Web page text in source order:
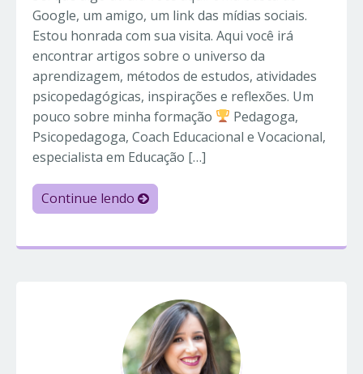
Google, um amigo, um link das mídias sociais.
Estou honrada com sua visita. Aqui você irá
encontrar artigos sobre o universo da
aprendizagem, métodos de estudos, atividades
psicopedagógicas, inspirações e reflexões. Um
pouco sobre minha formação
Pedagoga,
Psicopedagoga, Coach Educacional e Vocacional,
especialista em Educação […]
Continue lendo